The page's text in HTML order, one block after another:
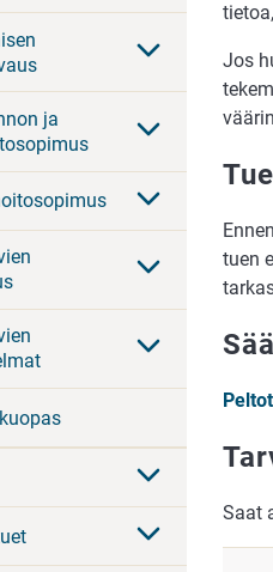
ja
Jos
tuen
Saat